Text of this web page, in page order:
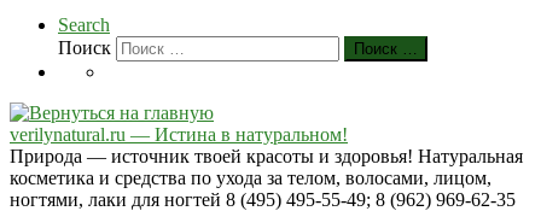
Search
Поиск
Поиск …
verilynatural.ru — Истина в натуральном!
Природа — источник твоей красоты и здоровья! Натуральная
косметика и средства по ухода за телом, волосами, лицом,
ногтями, лаки для ногтей 8 (495) 495-55-49; 8 (962) 969-62-35